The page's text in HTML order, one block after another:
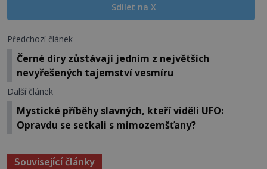
Sdílet na X
Předchozí článek
Černé díry zůstávají jedním z největších
nevyřešených tajemství vesmíru
Další článek
Mystické příběhy slavných, kteří viděli UFO:
Opravdu se setkali s mimozemšťany?
Související články